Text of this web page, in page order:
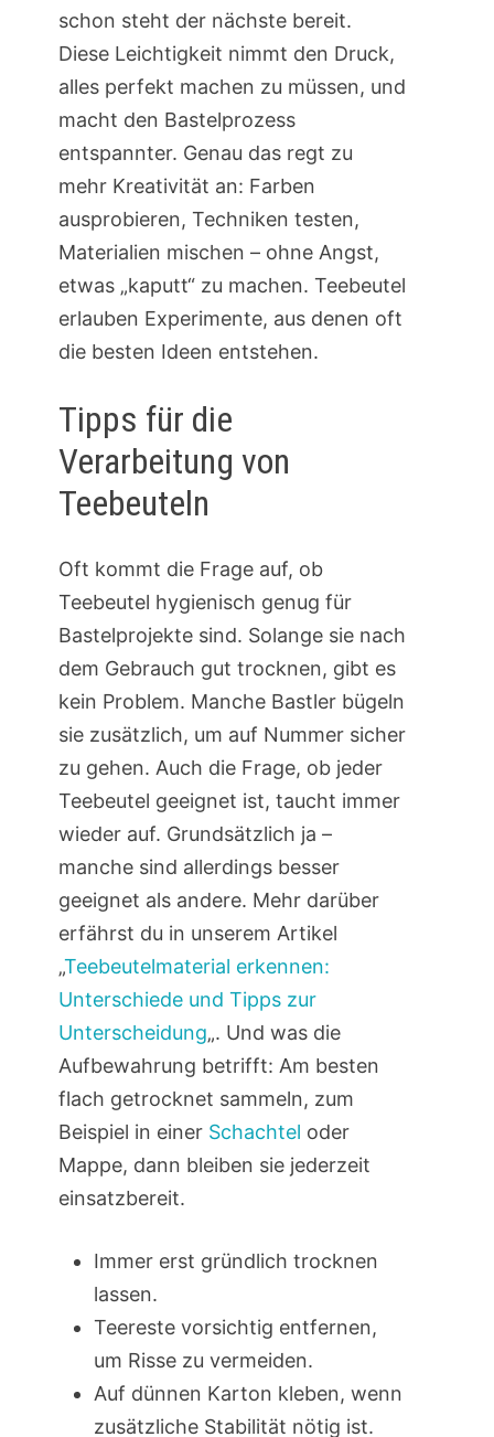
schon steht der nächste bereit.
Diese Leichtigkeit nimmt den Druck,
alles perfekt machen zu müssen, und
macht den Bastelprozess
entspannter. Genau das regt zu
mehr Kreativität an: Farben
ausprobieren, Techniken testen,
Materialien mischen – ohne Angst,
etwas „kaputt“ zu machen. Teebeutel
erlauben Experimente, aus denen oft
die besten Ideen entstehen.
Tipps für die
Verarbeitung von
Teebeuteln
Oft kommt die Frage auf, ob
Teebeutel hygienisch genug für
Bastelprojekte sind. Solange sie nach
dem Gebrauch gut trocknen, gibt es
kein Problem. Manche Bastler bügeln
sie zusätzlich, um auf Nummer sicher
zu gehen. Auch die Frage, ob jeder
Teebeutel geeignet ist, taucht immer
wieder auf. Grundsätzlich ja –
manche sind allerdings besser
geeignet als andere. Mehr darüber
erfährst du in unserem Artikel
„Teebeutelmaterial erkennen:
Unterschiede und Tipps zur
Unterscheidung„. Und was die
Aufbewahrung betrifft: Am besten
flach getrocknet sammeln, zum
Beispiel in einer Schachtel oder
Mappe, dann bleiben sie jederzeit
einsatzbereit.
Immer erst gründlich trocknen
lassen.
Teereste vorsichtig entfernen,
um Risse zu vermeiden.
Auf dünnen Karton kleben, wenn
zusätzliche Stabilität nötig ist.